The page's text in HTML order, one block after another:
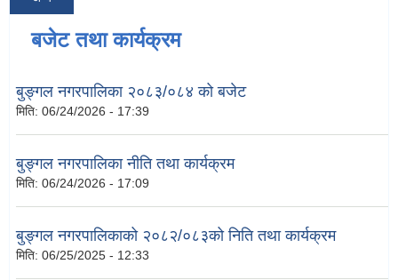
बजेट तथा कार्यक्रम
बुङ्गल नगरपालिका २०८३/०८४ को बजेट
मिति: 06/24/2026 - 17:39
बुङ्गल नगरपालिका नीति तथा कार्यक्रम
मिति: 06/24/2026 - 17:09
बुङ्गल नगरपालिकाको २०८२/०८३को निति तथा कार्यक्रम
मिति: 06/25/2025 - 12:33